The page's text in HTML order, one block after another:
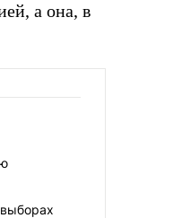
а она, в